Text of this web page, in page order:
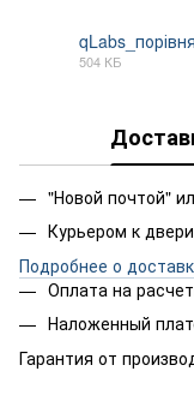
504 КБ
"Новой почтой"
Курьером к
Подробнее о
Оплата на
Наложенный
Гарантия от